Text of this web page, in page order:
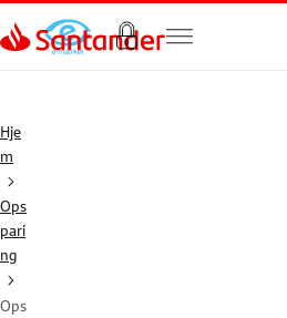
Gå til hovedindholdet
Hje
m
Ops
pari
ng
Ops